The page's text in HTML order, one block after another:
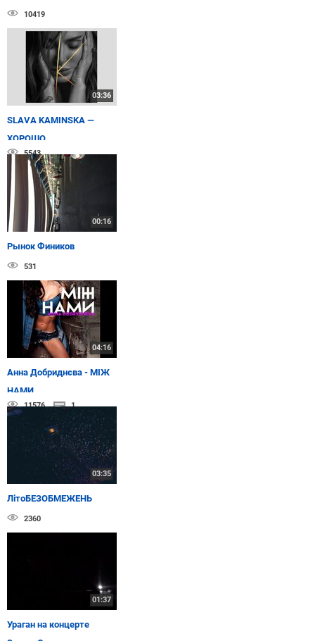
10419
03:36
SLAVA KAMINSKA —
ХОРОШО
5543
00:16
Рынок Фиников
531
04:16
Анна Добриднєва - МІЖ
НАМИ
11576 1
03:35
ЛітоБЕЗОБМЕЖЕНЬ
2360
01:37
Ураган на концерте